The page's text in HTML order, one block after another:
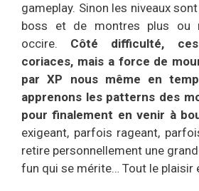
gameplay. Sinon les niveaux
boss et de montres plus ou
occire. Côté difficulté,
coriaces, mais a force de
par XP nous même en
apprenons les patterns des
pour finalement en venir à
exigeant, parfois rageant,
retire personnellement une
fun qui se mérite… Tout le plaisir